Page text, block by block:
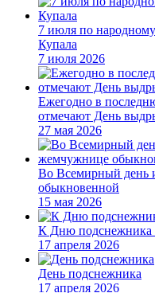
7 июля по
Купала
7 июля 2026
Ежегодно в
отмечают День
27 мая 2026
Во Всемирный день
обыкновенной
15 мая 2026
К Дню подснежника
17 апреля 2026
День подснежника
17 апреля 2026